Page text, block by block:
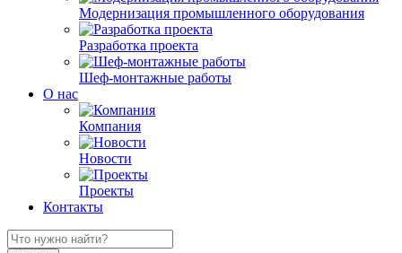
Модернизация промышленного оборудования
Разработка проекта
Шеф-монтажные работы
О нас
Компания
Новости
Проекты
Контакты